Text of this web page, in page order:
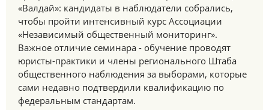
«Валдай»: кандидаты в наблюдатели собрались,
чтобы пройти интенсивный курс Ассоциации
«Независимый общественный мониторинг».
Важное отличие семинара - обучение проводят
юристы-практики и члены регионального Штаба
общественного наблюдения за выборами, которые
сами недавно подтвердили квалификацию по
федеральным стандартам.